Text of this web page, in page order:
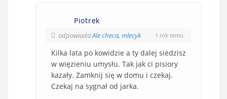
Piotrek
odpowiadaAle checa, mlecyk 1 rok temu
Kilka lata po kowidzie a ty dalej siedzisz
w więzieniu umysłu. Tak jak ci pisiory
kazały. Zamknij się w domu i czekaj.
Czekaj na sygnał od jarka.